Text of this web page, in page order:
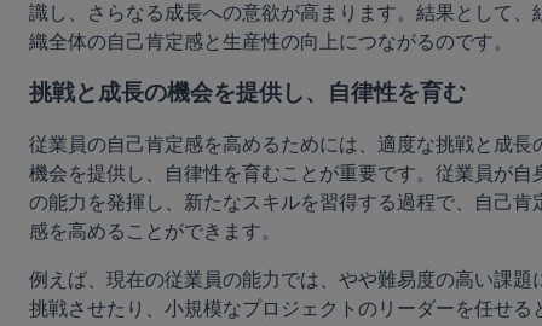
識し、さらなる成長への意欲が高まります。結果として、
織全体の自己肯定感と生産性の向上につながるのです。
挑戦と成長の機会を提供し、自律性を育む
従業員の自己肯定感を高めるためには、適度な挑戦と成長
機会を提供し、自律性を育むことが重要です。従業員が自
の能力を発揮し、新たなスキルを習得する過程で、自己肯
感を高めることができます。
例えば、現在の従業員の能力では、やや難易度の高い課題
挑戦させたり、小規模なプロジェクトのリーダーを任せる